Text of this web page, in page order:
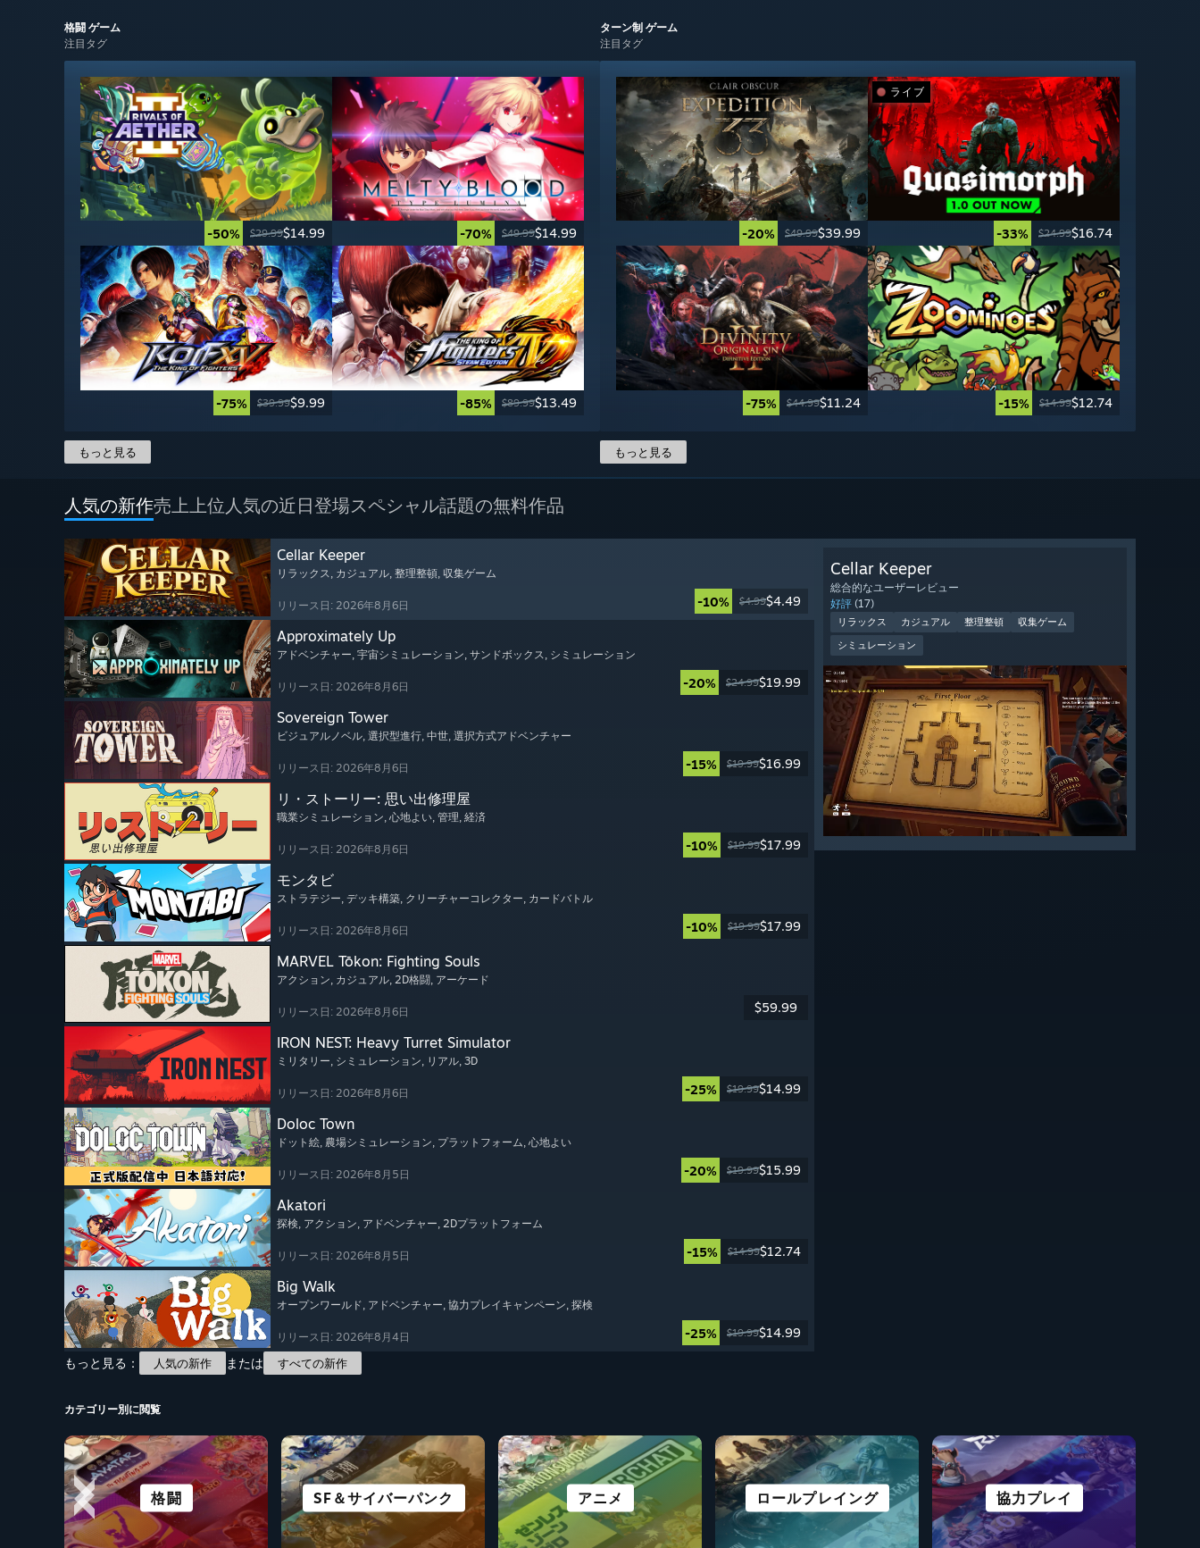
格闘 ゲーム
注目タグ
-50% $29.99$14.99 -70% $49.99$14.99
-75% $39.99$9.99 -85% $89.99$13.49
もっと見る
ターン制 ゲーム
注目タグ
-20% $49.99$39.99 -33% $24.99$16.74
ライブ
-75% $44.99$11.24 -15% $14.99$12.74
もっと見る
人気の新作売上上位人気の近日登場スペシャル話題の無料作品
Cellar Keeper
リラックス, カジュアル, 整理整頓, 収集ゲーム
リリース日: 2026年8月6日 -10% $4.99$4.49
Approximately Up
アドベンチャー, 宇宙シミュレーション, サンドボックス, シミュレーション
リリース日: 2026年8月6日 -20% $24.99$19.99
Sovereign Tower
ビジュアルノベル, 選択型進行, 中世, 選択方式アドベンチャー
リリース日: 2026年8月6日 -15% $19.99$16.99
リ・ストーリー: 思い出修理屋
職業シミュレーション, 心地よい, 管理, 経済
リリース日: 2026年8月6日 -10% $19.99$17.99
モンタビ
ストラテジー, デッキ構築, クリーチャーコレクター, カードバトル
リリース日: 2026年8月6日 -10% $19.99$17.99
MARVEL Tōkon: Fighting Souls
アクション, カジュアル, 2D格闘, アーケード
リリース日: 2026年8月6日 $59.99
IRON NEST: Heavy Turret Simulator
ミリタリー, シミュレーション, リアル, 3D
リリース日: 2026年8月6日 -25% $19.99$14.99
Doloc Town
ドット絵, 農場シミュレーション, プラットフォーム, 心地よい
リリース日: 2026年8月5日 -20% $19.99$15.99
Akatori
探検, アクション, アドベンチャー, 2Dプラットフォーム
リリース日: 2026年8月5日 -15% $14.99$12.74
Big Walk
オープンワールド, アドベンチャー, 協力プレイキャンペーン, 探検
リリース日: 2026年8月4日 -25% $19.99$14.99
もっと見る：
人気の新作 または すべての新作
Cellar Keeper
総合的なユーザーレビュー
好評 (17)
リラックス カジュアル 整理整頓
収集ゲーム
シミュレーション
カテゴリー別に閲覧
格闘 SF＆サイバーパンク アニメ ロールプレイング 協力プレイ
ホラー 無料プレイ レース 街づくり＆開拓 物語性
カジュアル ビジュアルノベル シミュレーション 全スポーツ サバイバル
DECKで快適に動作 パズル オープンワールド VRタイトル ストラテジー